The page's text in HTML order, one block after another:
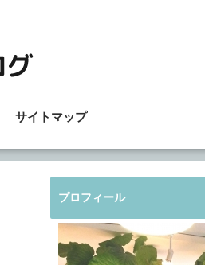
サイトマップ
プロフィール